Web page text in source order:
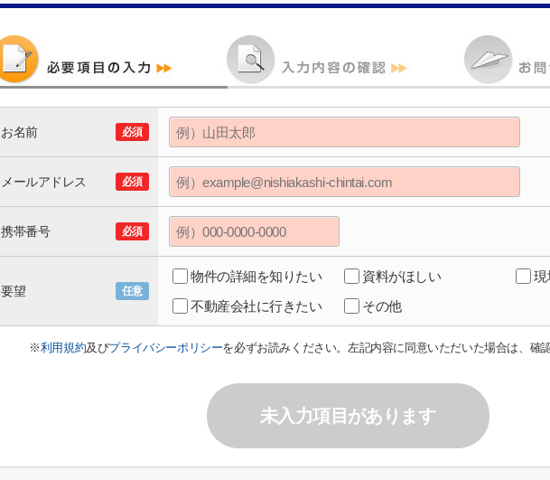
お名前 必須
メールアドレス 必須
携帯番号 必須
要望 任意
物件の詳細を知りたい 資料がほしい
現
不動産会社に行きたい
その他
※利用規約及びプライバシーポリシーを必ずお読みください。左記内容に同意いただいた場合は、確
未入力項目があります